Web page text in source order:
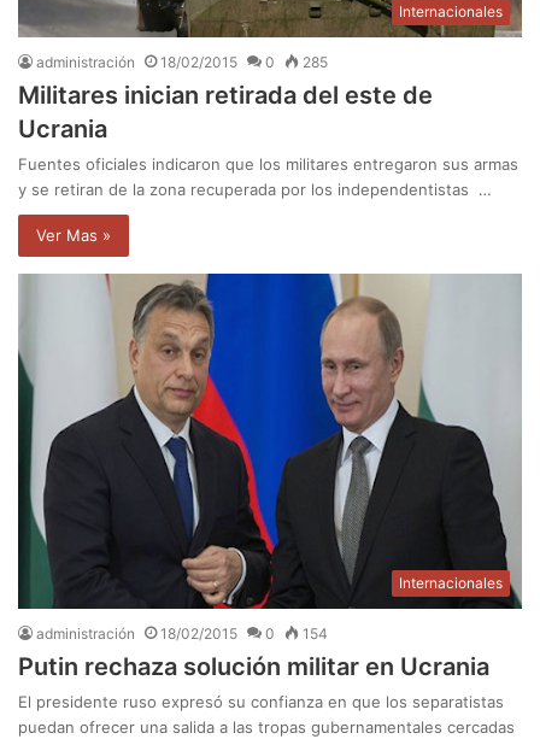
Internacionales
administración 18/02/2015 0 285
Militares inician retirada del este de
Ucrania
Fuentes oficiales indicaron que los militares entregaron sus armas
y se retiran de la zona recuperada por los independentistas …
Ver Mas »
Internacionales
administración 18/02/2015 0 154
Putin rechaza solución militar en Ucrania
El presidente ruso expresó su confianza en que los separatistas
puedan ofrecer una salida a las tropas gubernamentales cercadas